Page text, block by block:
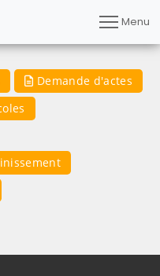
Menu
Demande d'actes